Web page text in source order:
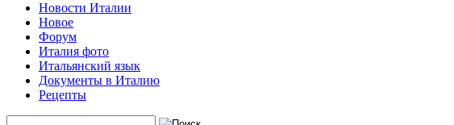
Новости Италии
Новое
Форум
Италия фото
Итальянский язык
Документы в Италию
Рецепты